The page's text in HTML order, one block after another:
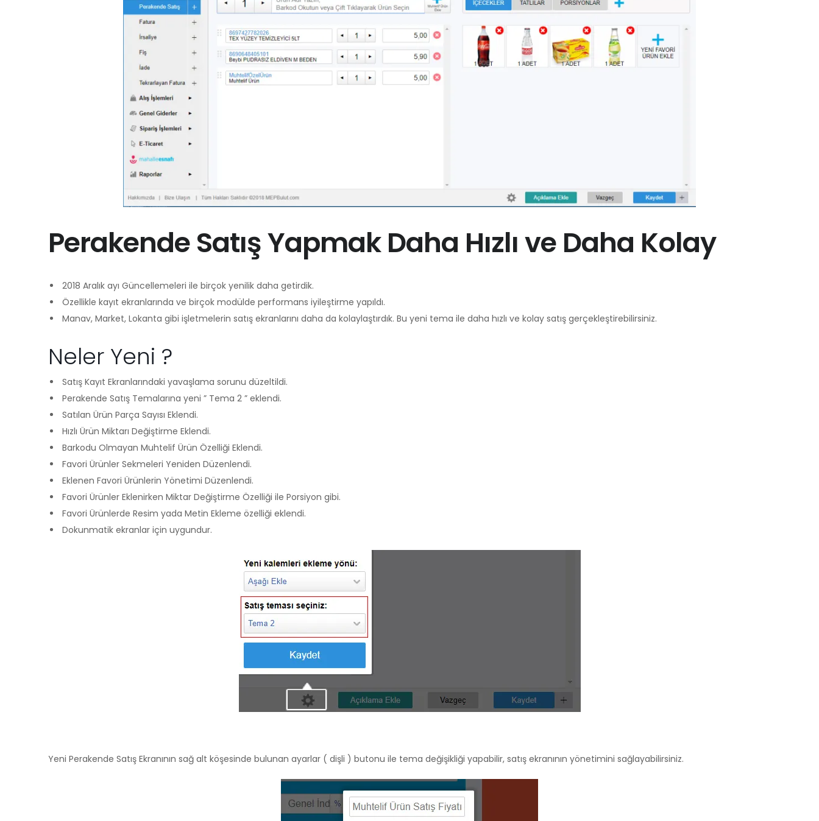
Perakende Satış Yapmak Daha Hızlı ve Daha Kolay
2018 Aralık ayı Güncellemeleri ile birçok yenilik daha getirdik.
Özellikle kayıt ekranlarında ve birçok modülde performans iyileştirme yapıldı.
Manav, Market, Lokanta gibi işletmelerin satış ekranlarını daha da kolaylaştırdık. Bu yeni tema ile daha hızlı ve kolay satış gerçekleştirebilirsiniz.
Neler Yeni ?
Satış Kayıt Ekranlarındaki yavaşlama sorunu düzeltildi.
Perakende Satış Temalarına yeni ” Tema 2 ” eklendi.
Satılan Ürün Parça Sayısı Eklendi.
Hızlı Ürün Miktarı Değiştirme Eklendi.
Barkodu Olmayan Muhtelif Ürün Özelliği Eklendi.
Favori Ürünler Sekmeleri Yeniden Düzenlendi.
Eklenen Favori Ürünlerin Yönetimi Düzenlendi.
Favori Ürünler Eklenirken Miktar Değiştirme Özelliği ile Porsiyon gibi.
Favori Ürünlerde Resim yada Metin Ekleme özelliği eklendi.
Dokunmatik ekranlar için uygundur.
Yeni Perakende Satış Ekranının sağ alt köşesinde bulunan ayarlar ( dişli ) butonu ile tema değişikliği yapabilir, satış ekranının yönetimini sağlayabilirsiniz.